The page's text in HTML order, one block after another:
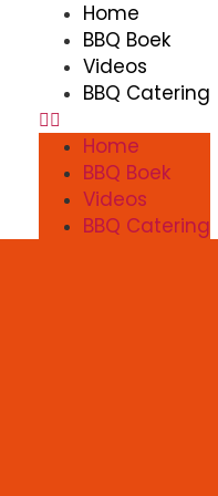
Home
BBQ Boek
Videos
BBQ Catering
Home
BBQ Boek
Videos
BBQ Catering